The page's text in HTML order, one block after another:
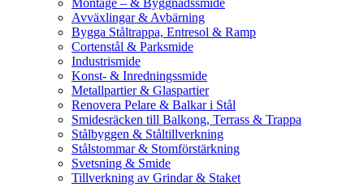
Montage – & Byggnadssmide
Avväxlingar & Avbärning
Bygga Ståltrappa, Entresol & Ramp
Cortenstål & Parksmide
Industrismide
Konst- & Inredningssmide
Metallpartier & Glaspartier
Renovera Pelare & Balkar i Stål
Smidesräcken till Balkong, Terrass & Trappa
Stålbyggen & Ståltillverkning
Stålstommar & Stomförstärkning
Svetsning & Smide
Tillverkning av Grindar & Staket